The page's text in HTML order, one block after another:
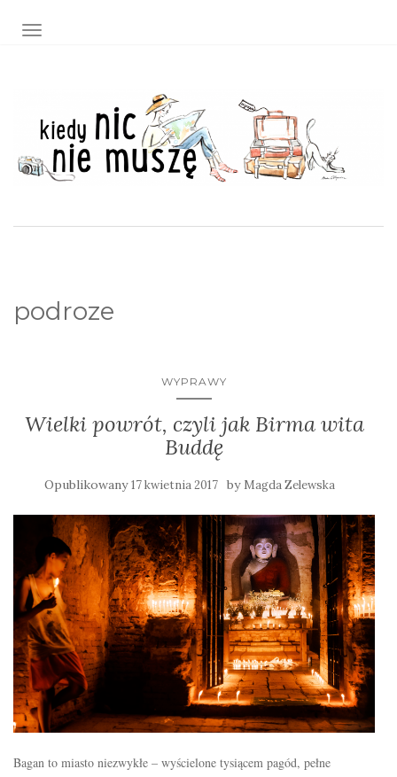
TOGGLE NAVIGATION
podroze
WYPRAWY
Wielki powrót, czyli jak Birma wita
Buddę
Opublikowany17 kwietnia 2017 by Magda Zelewska
Bagan to miasto niezwykłe – wyścielone tysiącem pagód, pełne